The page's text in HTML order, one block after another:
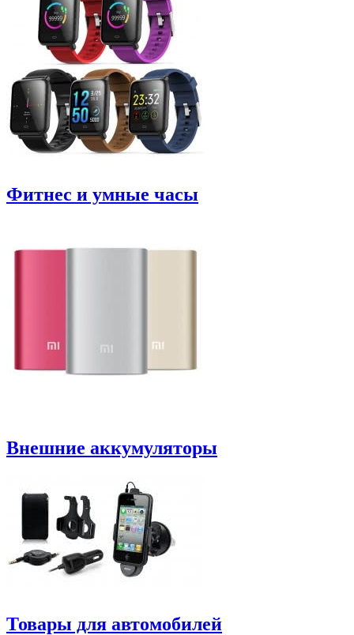
Фитнес и умные часы
Внешние аккумуляторы
Товары для автомобилей